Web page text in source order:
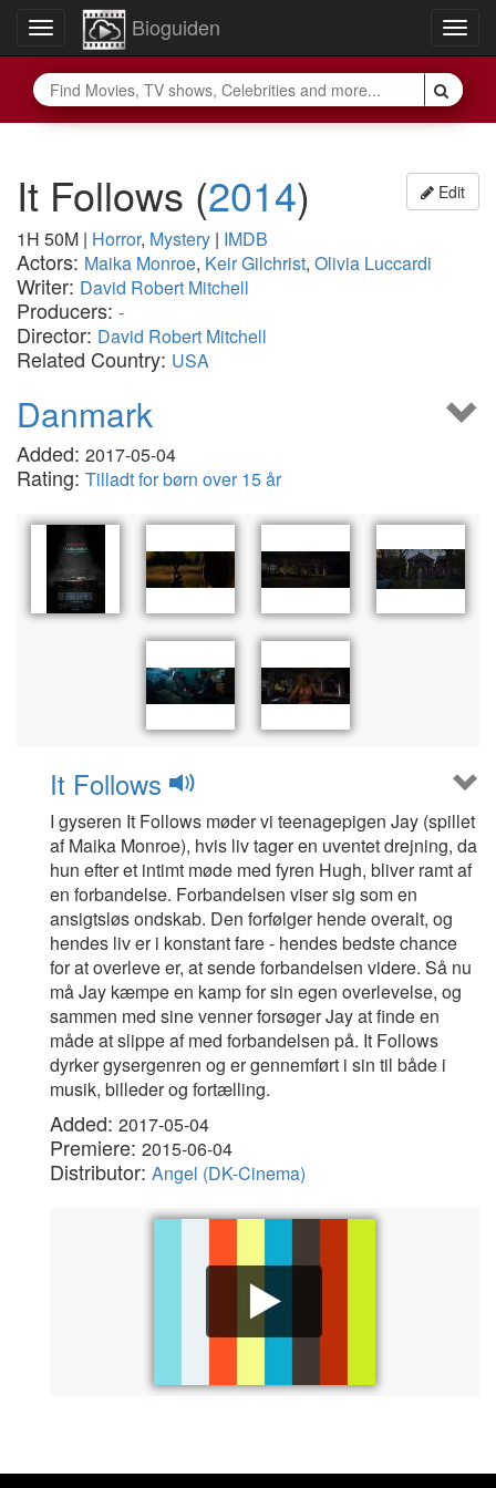
Toggle
navigation
Bioguiden
Edit
It Follows (2014)
1H 50M | Horror, Mystery | IMDB
Actors: Maika Monroe, Keir Gilchrist, Olivia Luccardi
Writer: David Robert Mitchell
Producers: -
Director: David Robert Mitchell
Related Country: USA
Danmark
Added: 2017-05-04
Rating: Tilladt for børn over 15 år
It Follows
I gyseren It Follows møder vi teenagepigen Jay (spillet
af Maika Monroe), hvis liv tager en uventet drejning, da
hun efter et intimt møde med fyren Hugh, bliver ramt af
en forbandelse. Forbandelsen viser sig som en
ansigtsløs ondskab. Den forfølger hende overalt, og
hendes liv er i konstant fare - hendes bedste chance
for at overleve er, at sende forbandelsen videre. Så nu
må Jay kæmpe en kamp for sin egen overlevelse, og
sammen med sine venner forsøger Jay at finde en
måde at slippe af med forbandelsen på. It Follows
dyrker gysergenren og er gennemført i sin til både i
musik, billeder og fortælling.
Added: 2017-05-04
Premiere: 2015-06-04
Distributor: Angel (DK-Cinema)